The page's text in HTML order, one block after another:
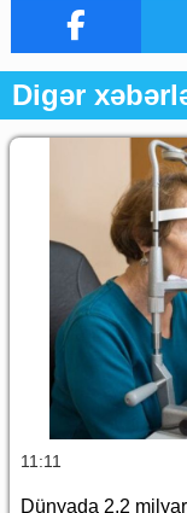
Digər
11:11
Dünyada 2,2